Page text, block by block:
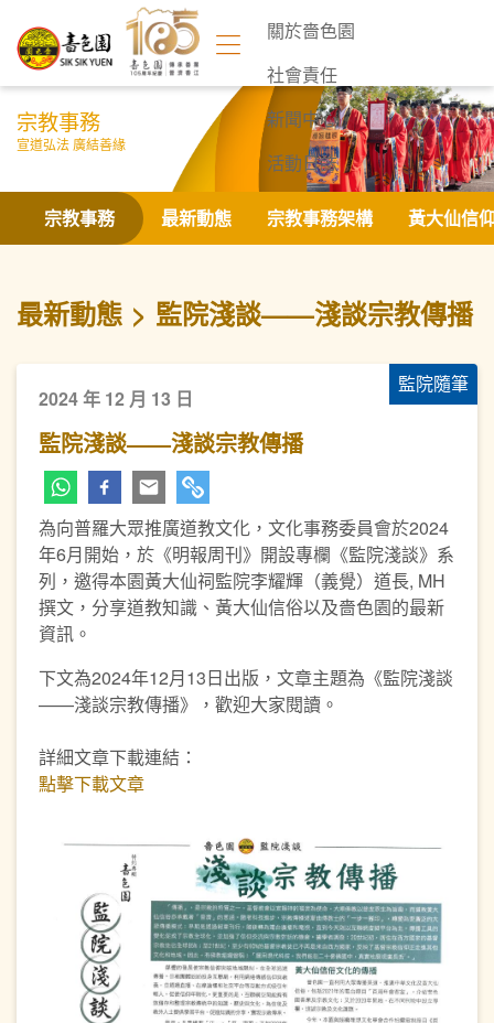
關於嗇色園
社會責任
新聞中心
活動日誌
聯絡我們
宗教事務
宣道弘法 廣結善緣
宗教事務 最新動態 宗教事務架構 黃大仙信
最新動態 監院淺談——淺談宗教傳播
監院隨筆
2024 年 12 月 13 日
監院淺談——淺談宗教傳播
為向普羅大眾推廣道教文化，文化事務委員會於2024
年6月開始，於《明報周刊》開設專欄《監院淺談》系
列，邀得本園黃大仙祠監院李耀輝（義覺）道長, MH
撰文，分享道教知識、黃大仙信俗以及嗇色園的最新
資訊。
下文為2024年12月13日出版，文章主題為《監院淺談
——淺談宗教傳播》，歡迎大家閱讀。
詳細文章下載連結：
點擊下載文章